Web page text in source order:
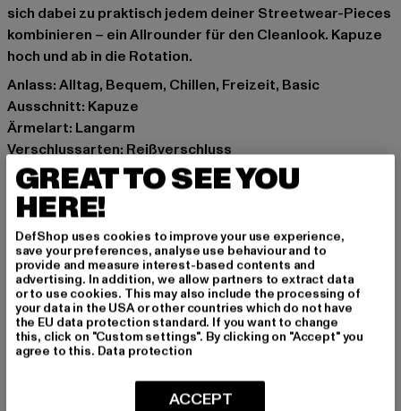
sich dabei zu praktisch jedem deiner Streetwear-Pieces
kombinieren – ein Allrounder für den Cleanlook. Kapuze
hoch und ab in die Rotation.
Anlass: Alltag, Bequem, Chillen, Freizeit, Basic
Ausschnitt: Kapuze
Ärmelart: Langarm
Verschlussarten: Reißverschluss
Schnitt: Normal
Marke: Urban Classics
Kat.: Zip Hoodies
Farbe: beige
Hersteller Farbe: whitesand
Materialzusammensetzung: 100% Baumwolle
Art.Nr: TB7286-02903
Hersteller: TB International GmbH |info@tbint.de
Dr.-Robert-Murjahn-Straße 7 | 64372 Ober-Ramstadt |
GREAT TO SEE YOU
HERE!
DefShop uses cookies to improve your use experience,
save your preferences, analyse use behaviour and to
provide and measure interest-based contents and
advertising. In addition, we allow partners to extract data
or to use cookies. This may also include the processing of
your data in the USA or other countries which do not have
the EU data protection standard. If you want to change
this, click on "Custom settings". By clicking on "Accept" you
agree to this. Data protection
ACCEPT